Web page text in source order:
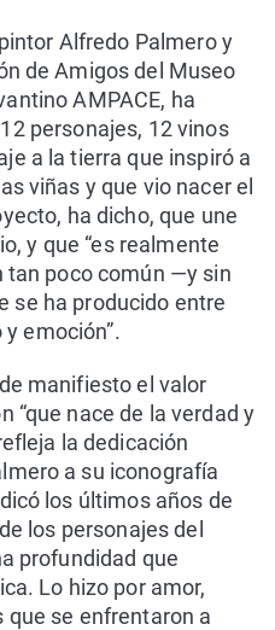
Alfredo Palmero y
de Amigos del Museo
AMPACE, ha
personajes, 12 vinos
a la tierra que inspiró a
viñas y que vio nacer el
ha dicho, que une
y que “es realmente
tan poco común —y sin
se ha producido entre
emoción”.
manifiesto el valor
“que nace de la verdad y
la dedicación
a su iconografía
los últimos años de
los personajes del
profundidad que
Lo hizo por amor,
se enfrentaron a